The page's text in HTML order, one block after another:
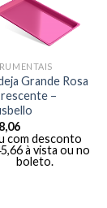
Grande Rosa
–
com desconto
à vista ou no
boleto.